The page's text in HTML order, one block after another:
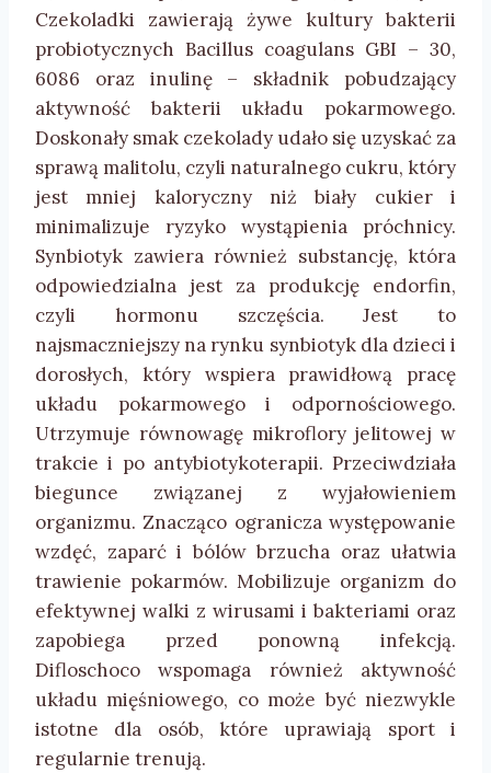
Czekoladki zawierają żywe kultury bakterii
probiotycznych Bacillus coagulans GBI – 30,
6086 oraz inulinę – składnik pobudzający
aktywność bakterii układu pokarmowego.
Doskonały smak czekolady udało się uzyskać za
sprawą malitolu, czyli naturalnego cukru, który
jest mniej kaloryczny niż biały cukier i
minimalizuje ryzyko wystąpienia próchnicy.
Synbiotyk zawiera również substancję, która
odpowiedzialna jest za produkcję endorfin,
czyli hormonu szczęścia. Jest to
najsmaczniejszy na rynku synbiotyk dla dzieci i
dorosłych, który wspiera prawidłową pracę
układu pokarmowego i odpornościowego.
Utrzymuje równowagę mikroflory jelitowej w
trakcie i po antybiotykoterapii. Przeciwdziała
biegunce związanej z wyjałowieniem
organizmu. Znacząco ogranicza występowanie
wzdęć, zaparć i bólów brzucha oraz ułatwia
trawienie pokarmów. Mobilizuje organizm do
efektywnej walki z wirusami i bakteriami oraz
zapobiega przed ponowną infekcją.
Difloschoco wspomaga również aktywność
układu mięśniowego, co może być niezwykle
istotne dla osób, które uprawiają sport i
regularnie trenują.